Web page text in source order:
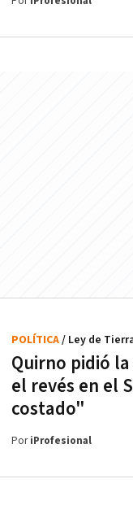
Quirno pidió
el revés en el
costado"
POLÍTICA/ Ley de
PoriProfesional